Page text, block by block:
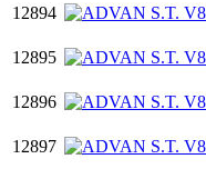
12894
12895
12896
12897